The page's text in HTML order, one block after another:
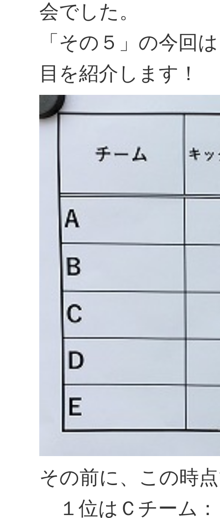
会でした。
「その５」の今回
目を紹介します！
その前に、この時
１位はＣチーム：